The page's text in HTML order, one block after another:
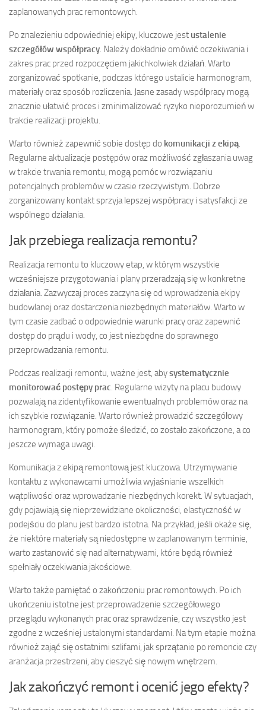
zaplanowanych prac remontowych.
Po znalezieniu odpowiedniej ekipy, kluczowe jest ustalenie
szczegółów współpracy . Należy dokładnie omówić oczekiwania i
zakres prac przed rozpoczęciem jakichkolwiek działań. Warto
zorganizować spotkanie, podczas którego ustalicie harmonogram,
materiały oraz sposób rozliczenia. Jasne zasady współpracy mogą
znacznie ułatwić proces i zminimalizować ryzyko nieporozumień w
trakcie realizacji projektu.
Warto również zapewnić sobie dostęp do komunikacji z ekipą
Regularne aktualizacje postępów oraz możliwość zgłaszania uwag
w trakcie trwania remontu, mogą pomóc w rozwiązaniu
potencjalnych problemów w czasie rzeczywistym. Dobrze
zorganizowany kontakt sprzyja lepszej współpracy i satysfakcji ze
wspólnego działania.
Jak przebiega realizacja remontu?
Realizacja remontu to kluczowy etap, w którym wszystkie
wcześniejsze przygotowania i plany przeradzają się w konkretne
działania. Zazwyczaj proces zaczyna się od wprowadzenia ekipy
budowlanej oraz dostarczenia niezbędnych materiałów. Warto w
tym czasie zadbać o odpowiednie warunki pracy oraz zapewnić
dostęp do prądu i wody, co jest niezbędne do sprawnego
przeprowadzania remontu.
Podczas realizacji remontu, ważne jest, abysystematycznie
monitorować postępy prac . Regularne wizyty na placu budowy
pozwalają na zidentyfikowanie ewentualnych problemów oraz na
ich szybkie rozwiązanie. Warto również prowadzić szczegółowy
harmonogram, który pomoże śledzić, co zostało zakończone, a co
jeszcze wymaga uwagi.
Komunikacja z ekipą remontową jest kluczowa. Utrzymywanie
kontaktu z wykonawcami umożliwia wyjaśnianie wszelkich
wątpliwości oraz wprowadzanie niezbędnych korekt. W sytuacjach,
gdy pojawiają się nieprzewidziane okoliczności, elastyczność w
podejściu do planu jest bardzo istotna. Na przykład, jeśli okaże się,
że niektóre materiały są niedostępne w zaplanowanym terminie,
warto zastanowić się nad alternatywami, które będą również
spełniały oczekiwania jakościowe.
Warto także pamiętać o zakończeniu prac remontowych. Po ich
ukończeniu istotne jest przeprowadzenie szczegółowego
przeglądu wykonanych prac oraz sprawdzenie, czy wszystko jest
zgodne z wcześniej ustalonymi standardami. Na tym etapie można
również zająć się ostatnimi szlifami, jak sprzątanie po remoncie czy
aranżacja przestrzeni, aby cieszyć się nowym wnętrzem.
Jak zakończyć remont i ocenić jego efekty?